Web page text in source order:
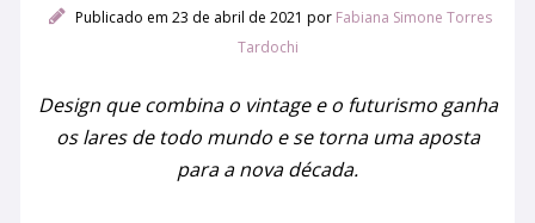
Publicado em 23 de abril de 2021 por Fabiana Simone Torres
Tardochi
Design que combina o vintage e o futurismo ganha
os lares de todo mundo e se torna uma aposta
para a nova década.